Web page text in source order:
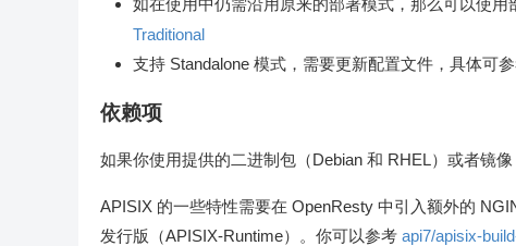
Traditional
支持 Standalone 模式，需要更新配置文件，具体可
依赖项
如果你使用提供的二进制包（Debian 和 RHEL）或者镜
APISIX 的一些特性需要在 OpenResty 中引入额外的
发行版（APISIX-Runtime）。你可以参考 api7/apisix-